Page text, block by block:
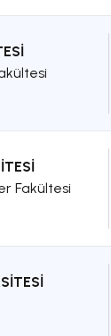
Fakültesi